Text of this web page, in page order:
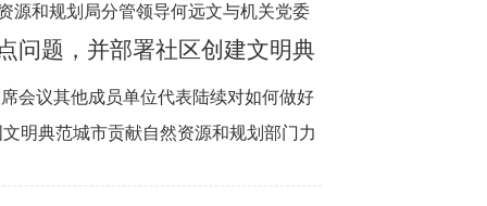
源和规划局分管领导何远文与机关党委
问题，并部署社区创建文明典
会议其他成员单位代表陆续对如何做好
明典范城市贡献自然资源和规划部门力